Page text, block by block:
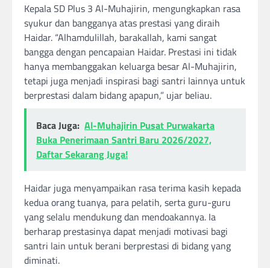
Kepala SD Plus 3 Al-Muhajirin, mengungkapkan rasa
syukur dan bangganya atas prestasi yang diraih
Haidar. “Alhamdulillah, barakallah, kami sangat
bangga dengan pencapaian Haidar. Prestasi ini tidak
hanya membanggakan keluarga besar Al-Muhajirin,
tetapi juga menjadi inspirasi bagi santri lainnya untuk
berprestasi dalam bidang apapun,” ujar beliau.
Baca Juga: Al-Muhajirin Pusat Purwakarta
Buka Penerimaan Santri Baru 2026/2027,
Daftar Sekarang Juga!
Haidar juga menyampaikan rasa terima kasih kepada
kedua orang tuanya, para pelatih, serta guru-guru
yang selalu mendukung dan mendoakannya. Ia
berharap prestasinya dapat menjadi motivasi bagi
santri lain untuk berani berprestasi di bidang yang
diminati.